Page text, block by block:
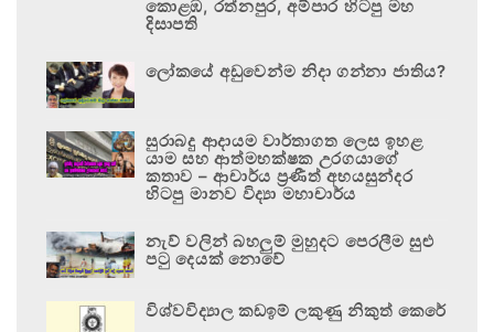
කොළඹ, රත්නපුර, අම්පාර හිටපු මහ
දිසාපති
ලෝකයේ අඩුවෙන්ම නිදා ගන්නා ජාතිය?
සුරාබදු ආදායම වාර්තාගත ලෙස ඉහළ
යාම සහ ආත්මභක්ෂක උරගයාගේ
කතාව – ආචාර්ය ප්‍රණීත් අභයසුන්දර
හිටපු මානව විද්‍යා මහාචාර්ය
නැව් වලින් බහලුම් මුහුදට පෙරලීම සුළු
පටු දෙයක් නොවේ
විශ්වවිද්‍යාල කඩඉම් ලකුණු නිකුත් කෙරේ